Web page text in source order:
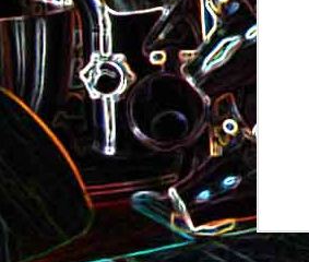
Salade de vermicelles de riz,
aux crevettes et au
pamplemousse